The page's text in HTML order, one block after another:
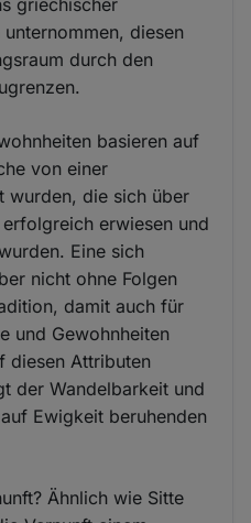
griechischer
diesen
durch den
basieren auf
von einer
wurden, die sich über
erwiesen und
Eine sich
nicht ohne Folgen
damit auch für
und Gewohnheiten
diesen Attributen
der Wandelbarkeit und
Ewigkeit beruhenden
Ähnlich wie Sitte